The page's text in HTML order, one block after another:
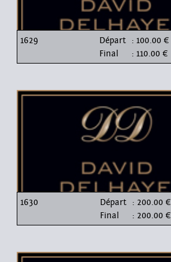
1629 Départ : 100.00 €
Final
: 110.00 €
1630 Départ : 200.00 €
Final
: 200.00 €